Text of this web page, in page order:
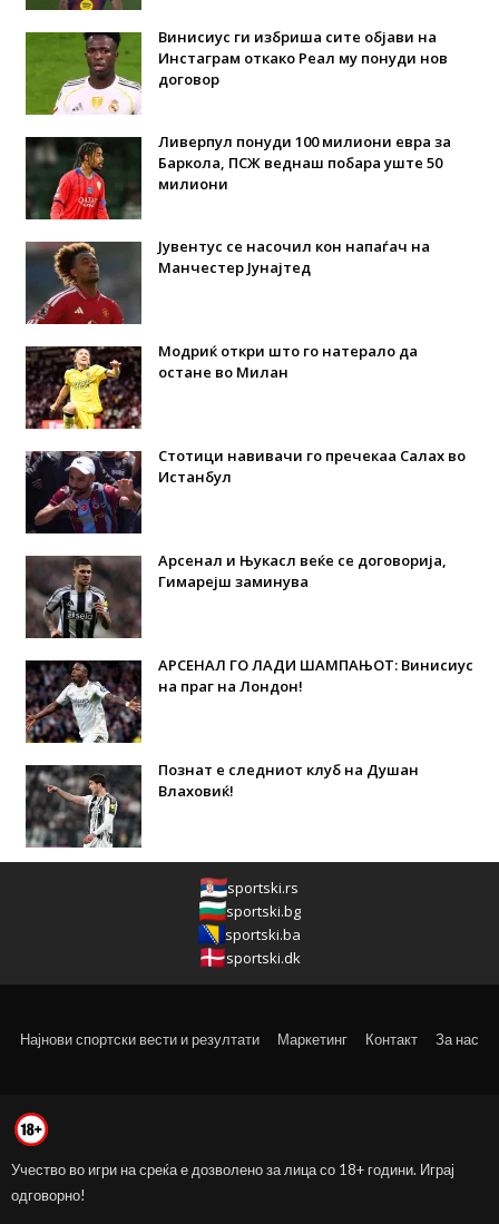
Винисиус ги избриша сите објави на
Инстаграм откако Реал му понуди нов
договор
Ливерпул понуди 100 милиони евра за
Баркола, ПСЖ веднаш побара уште 50
милиони
Јувентус се насочил кон напаѓач на
Манчестер Јунајтед
Модриќ откри што го натерало да
остане во Милан
Стотици навивачи го пречекаа Салах во
Истанбул
Арсенал и Њукасл веќе се договорија,
Гимарејш заминува
АРСЕНАЛ ГО ЛАДИ ШАМПАЊОТ: Винисиус
на праг на Лондон!
Познат е следниот клуб на Душан
Влаховиќ!
sportski.rs
sportski.bg
sportski.ba
sportski.dk
Најнови спортски вести и резултати Маркетинг Контакт За нас
Учество во игри на среќа е дозволено за лица со 18+ години. Играј
одговорно!